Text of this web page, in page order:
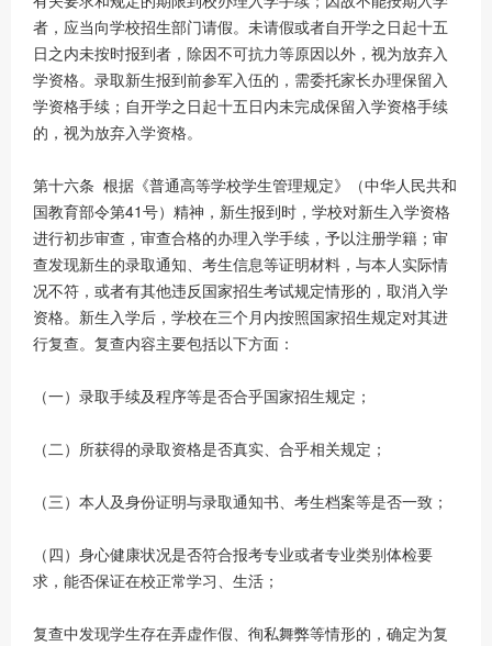
者，应当向学校招生部门请假。未请假或者自开学之日起十五
日之内未按时报到者，除因不可抗力等原因以外，视为放弃入
学资格。录取新生报到前参军入伍的，需委托家长办理保留入
学资格手续；自开学之日起十五日内未完成保留入学资格手续
的，视为放弃入学资格。
第十六条 根据《普通高等学校学生管理规定》（中华人民共和
国教育部令第41号）精神，新生报到时，学校对新生入学资格
进行初步审查，审查合格的办理入学手续，予以注册学籍；审
查发现新生的录取通知、考生信息等证明材料，与本人实际情
况不符，或者有其他违反国家招生考试规定情形的，取消入学
资格。新生入学后，学校在三个月内按照国家招生规定对其进
行复查。复查内容主要包括以下方面：
（一）录取手续及程序等是否合乎国家招生规定；
（二）所获得的录取资格是否真实、合乎相关规定；
（三）本人及身份证明与录取通知书、考生档案等是否一致；
（四）身心健康状况是否符合报考专业或者专业类别体检要
求，能否保证在校正常学习、生活；
复查中发现学生存在弄虚作假、徇私舞弊等情形的，确定为复